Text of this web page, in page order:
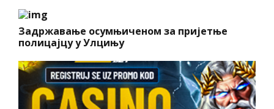
Задржавање осумњиченом за пријетње
полицајцу у Улцињу